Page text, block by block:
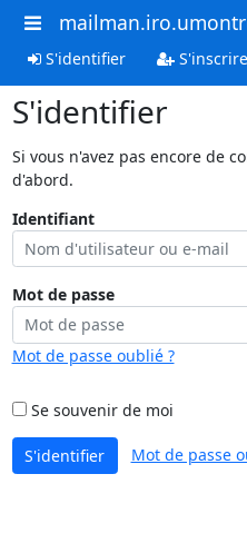
S'identifier S'inscrire
S'identifier
Si vous n'avez pas encore de
d'abord.
Identifiant
Mot de passe
Mot de passe oublié ?
Se souvenir de moi
S'identifier Mot de passe